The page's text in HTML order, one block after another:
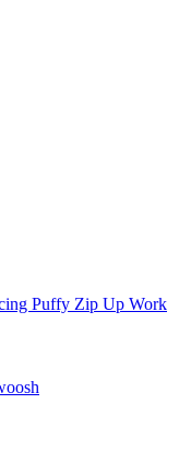
Puffy Zip Up Work